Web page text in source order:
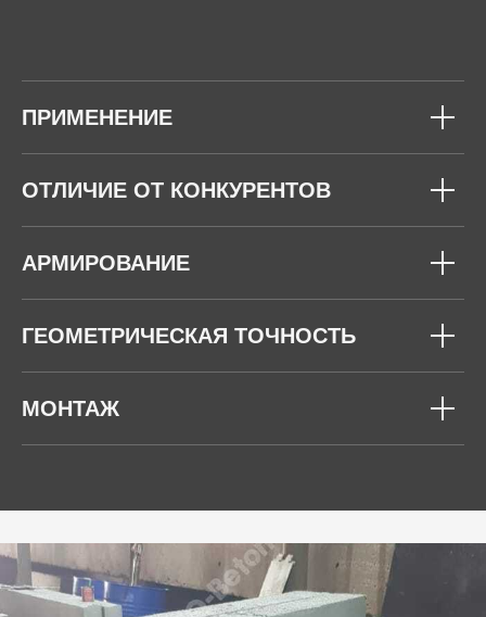
ПРИМЕНЕНИЕ
ОТЛИЧИЕ ОТ КОНКУРЕНТОВ
АРМИРОВАНИЕ
ГЕОМЕТРИЧЕСКАЯ ТОЧНОСТЬ
МОНТАЖ